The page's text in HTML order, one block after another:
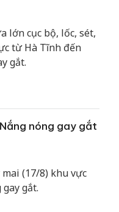
lớn cục bộ, lốc, sét,
từ Hà Tĩnh đến
gắt.
nóng gay gắt
(17/8) khu vực
gắt.